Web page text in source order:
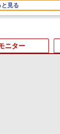
再生 ぶるーとゅーす コ
ードレス ENCノイズキ
イク付き 防水 タッチ式
音量調整 スポーツ/通
見る
ニター